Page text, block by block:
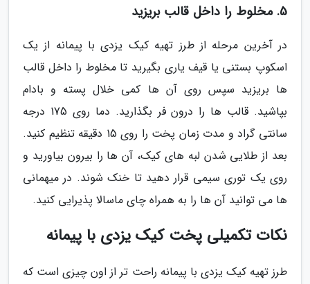
5. مخلوط را داخل قالب بریزید
در آخرین مرحله از طرز تهیه کیک یزدی با پیمانه از یک
اسکوپ بستنی یا قیف یاری بگیرید تا مخلوط را داخل قالب
ها بریزید سپس روی آن ها کمی خلال پسته و بادام
بپاشید. قالب ها را درون فر بگذارید. دما روی 175 درجه
سانتی گراد و مدت زمان پخت را روی 15 دقیقه تنظیم کنید.
بعد از طلایی شدن لبه های کیک، آن ها را بیرون بیاورید و
روی یک توری سیمی قرار دهید تا خنک شوند. در میهمانی
ها می توانید آن ها را به همراه چای ماسالا پذیرایی کنید.
نکات تکمیلی پخت کیک یزدی با پیمانه
طرز تهیه کیک یزدی با پیمانه راحت تر از اون چیزی است که